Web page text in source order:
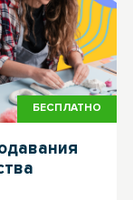
БЕСПЛАТНО